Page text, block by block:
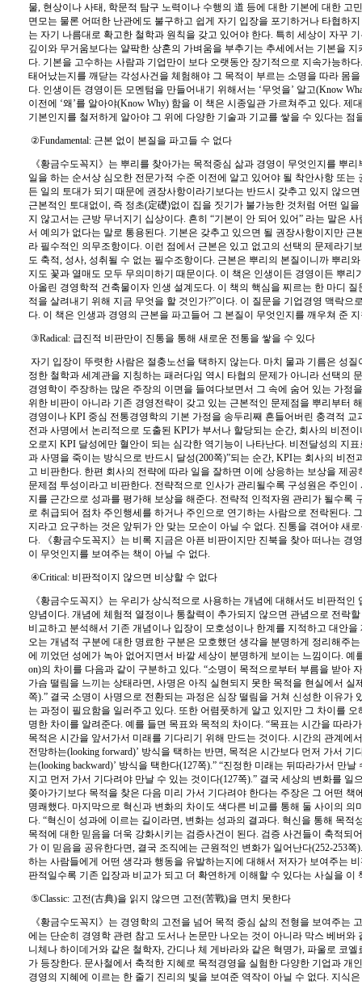
물, 현상이나 사태, 학문적 탐구 노력이나 수행의 道 등에 대한 기본에 대한 고
면모는 물론 어떠한 난관에도 불구하고 쉽게 자기 입장을 포기하거나 타협하
는 자기 나름대로 확고한 철학과 원칙을 갖고 있어야 한다. 특히 세상이 자꾸
깊이와 무거움보다는 얄팍한 상혼의 가벼움을 부추기는 추세에서는 기본을
다. 기본을 고수하는 사람과 기업만이 보다 오랫동안 장기적으로 지속가능하다
태어났는지를 깨닫는 각성사건을 체험해야 그 목적이 부르는 소명을 따라 몸
다. 인생이든 경영이든 모멘텀을 만들어내기 위해서는 ‘무엇을’ 알고(Know
이전에 ‘왜 ’를 알아야(Know Why) 함을 이 책은 시종일관 가르쳐주고 있다. 제
기본인지를 철저하게 알아야 그 위에 다양한 기술과 기교를 쌓을 수 있다는 점
②Fundamental: 근본 없이 본질을 파고들 수 없다
《황금수도꼭지 》 는 뿌리를 찾아가는 목적중심 삶과 경영이 무엇인지를 뿌리
일을 하는 순서상 심오한 전문가적 수준 이전에 알고 있어야 될 착안사항 또는
든 일의 토대가 되기 때문에 권장사항이라기보다는 반드시 갖추고 있지 않으
근본적인 토대없이 , 즉 정초(定礎)없이 집을 짓기가 불가능한 것처럼 어떤 일
지 않고서는 근방 무너지기 십상이다. 흔히 “기본이 안 되어 있어” 라는 말은
서 예의가 없다는 말로 통용된다. 기본은 갖추고 있으면 될 권장사항이지만 근
라 필수적인 의무조항이다. 이런 점에서 근본은 있고 없고의 선택의 문제라기
도 축적, 성사, 성취될 수 없는 필수조항이다. 근본은 뿌리의 본질이니까 뿌리
지도 꽃과 열매도 모두 무의미하기 때문이다. 이 책은 인생이든 경영이든 뿌리
아올린 경영학적 건축물이자 인생 설계도다. 이 책의 핵심을 찌르는 한 마디
적을 살려내기 위해 지금 무엇을 할 것인가?”이다. 이 질문을 기업경영 맥락으
다. 이 책은 인생과 경영의 근본을 파고들어 그 본질이 무엇인지를 깨우쳐 준
③Radical: 급진적 비판만이 진통을 통해 새로운 전통을 쌓을 수 있다
자기 입장이 뚜렷한 사람은 절충노선을 택하지 않는다. 마치 물과 기름은 성
정한 철학과 세계관을 지칭하는 패러다임 역시 타협의 문제가 아니라 선택의
경영학이 주장하는 많은 주장의 이면을 들여다보면서 그 속에 숨어 있는 가정
위한 비판이 아니라 기존 경영전략이 갖고 있는 근본적인 문제점을 뿌리부터
경영이나 KPI 중심 전통경영학의 기본 가정을 송두리째 흔들어버린 충격적 교
전과 사명에서 논리적으로 도출된 KPI가 부서나 할당되는 순간, 회사의 비전
오로지 KPI 달성에만 혈안이 되는 심각한 역기능이 나타난다. 비전달성의 지
과 사명을 죽이는 방식으로 반드시 달성(200쪽)”되는 순간, KPI는 회사의 비전
고 비판한다. 한편 회사의 전략에 따라 일을 잘하면 이에 상응하는 보상을 제
문제점 투성이라고 비판한다. 전략적으로 인사가 관리될수록 구성원은 주인
지를 근간으로 성과를 평가해 보상을 해준다. 전략적 인적자원 관리가 될수록
로 취급되어 점차 주인행세를 하거나 주인으로 연기하는 사람으로 전락된다.
지라고 요구하는 것은 앞뒤가 안 맞는 모순이 아닐 수 없다. 진통을 겪어야 새
다. 《황금수도꼭지 》 는 비록 지금은 아픈 비판이지만 진북을 찾아 떠나는 경
이 무엇인지를 보여주는 책이 아닐 수 없다.
④Critical: 비판적이지 않으면 비상할 수 없다
《황금수도꼭지 》 는 우리가 상식적으로 사용하는 개념에 대해서도 비판적인
양념이다. 개념에 체험적 열정이나 통찰력이 추가되지 않으면 관념으로 전락
비교하고 분석해서 기존 개념이나 입장이 모호성이나 한계를 지적하고 대안을
오는 개념적 구분에 대한 명료한 구분은 모호했던 생각을 분명하게 정리해주
에 끼었던 성에가 녹아 없어지면서 바깥 세상이 분명하게 보이는 느낌이다. 예
on)의 차이를 다음과 같이 구분하고 있다. “소명이 목적으로부터 부름을 받아
가슴 떨림을 느끼는 상태라면, 사명은 아직 실현되지 못한 목적을 현실에서 실
쪽).” 결국 소명이 사명으로 전환되는 과정은 심장 떨림을 거쳐 신성한 이유가
는 과정이 필요함을 일러주고 있다. 또한 어렴풋하게 알고 있지만 그 차이를
명한 차이를 알려준다. 예를 들면 목표와 목적의 차이다. “목표는 시간을 따라
목적은 시간을 앞서가서 미래를 기다리기 위해 만드는 것이다. 시간의 관계에
전망하는(looking forward)’ 방식을 택하는 반면, 목적은 시간보다 먼저 가서 기
는(looking backward)’ 방식을 택한다(127쪽).” “진정한 미래는 뒤따라가서 만날
지고 먼저 가서 기다려야 만날 수 있는 것이다(127쪽).” 결국 세상의 변화를 일
쫒아가기보다 목적을 찾은 다음 미리 가서 기다려야 한다는 주장은 그 어떤 책
명쾌했다. 마지막으로 혁신과 변화의 차이도 색다른 비교를 통해 둘 사이의 의
다. “혁신이 성과에 이르는 길이라면, 변화는 성과의 결과다. 혁신을 통해 목적
목적에 대한 믿음을 더욱 강화시키는 검증사건이 된다. 검증 사건들이 축적되
가 이 믿음을 공유한다면, 결국 조직에는 근원적인 변화가 일어난다(252-253쪽
하는 사람들에게 어떤 생각과 행동을 유발하는지에 대해서 저자가 보여주는
판적일수록 기존 입장과 비교가 되고 더 확연하게 이해할 수 있다는 사실을 이
⑤Classic: 고전(古典)을 읽지 않으면 고전(苦戰)을 면치 못한다
《황금수도꼭지 》 는 경영학의 고전을 넘어 목적 중심 삶의 전형을 보여주는
에는 단순히 경영학 관련 참고 도서나 논문만 나오는 것이 아니라 막스 베버와
니체나 하이데거와 같은 철학자, 간디나 체 게바라와 같은 혁명가, 파울로 코엘
가 등장한다. 문사철에서 축적한 지혜로 목적경영을 실험한 다양한 기업과 개
경영의 지혜에 이르는 한 줄기 진리의 빛을 보여준 역작이 아닐 수 없다. 지식